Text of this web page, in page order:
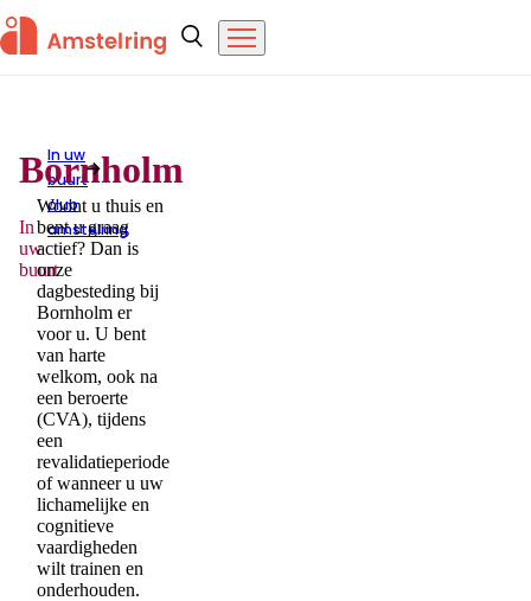
Overslaan en naar de inhoud gaan
Amstelring
ZoekenMenu
In uw
buurt
club
amstelring
Bornholm
Bornholm
In
uw
buurt
Woont u thuis en
bent u graag
actief? Dan is
onze
dagbesteding bij
Bornholm er
voor u. U bent
van harte
welkom, ook na
een beroerte
(CVA), tijdens
een
revalidatieperiode
of wanneer u uw
lichamelijke en
cognitieve
vaardigheden
wilt trainen en
onderhouden.